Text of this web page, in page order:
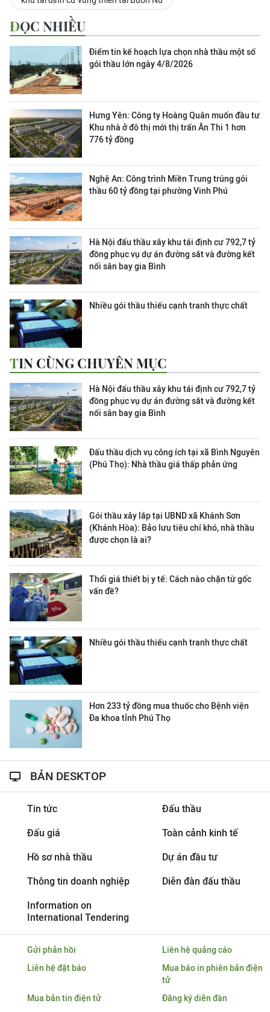
ĐỌC NHIỀU
Điểm tin kế hoạch lựa chọn nhà thầu một số
gói thầu lớn ngày 4/8/2026
Hưng Yên: Công ty Hoàng Quân muốn đầu tư
Khu nhà ở đô thị mới thị trấn Ân Thi 1 hơn
776 tỷ đồng
Nghệ An: Công trình Miền Trung trúng gói
thầu 60 tỷ đồng tại phường Vinh Phú
Hà Nội đấu thầu xây khu tái định cư 792,7 tỷ
đồng phục vụ dự án đường sắt và đường kết
nối sân bay gia Bình
Nhiều gói thầu thiếu cạnh tranh thực chất
TIN CÙNG CHUYÊN MỤC
Hà Nội đấu thầu xây khu tái định cư 792,7 tỷ
đồng phục vụ dự án đường sắt và đường kết
nối sân bay gia Bình
Đấu thầu dịch vụ công ích tại xã Bình Nguyên
(Phú Thọ): Nhà thầu giá thấp phản ứng
Gói thầu xây lắp tại UBND xã Khánh Sơn
(Khánh Hòa): Bảo lưu tiêu chí khó, nhà thầu
được chọn là ai?
Thổi giá thiết bị y tế: Cách nào chặn từ gốc
vấn đề?
Nhiều gói thầu thiếu cạnh tranh thực chất
Hơn 233 tỷ đồng mua thuốc cho Bệnh viện
Đa khoa tỉnh Phú Thọ
BẢN DESKTOP
Tin tức Đấu thầu
Đấu giá Toàn cảnh kinh tế
Hồ sơ nhà thầu Dự án đầu tư
Thông tin doanh nghiệp Diễn đàn đấu thầu
Information on
International Tendering
Gửi phản hồi
Liên hệ quảng cáo
Liên hệ đặt báo
Mua báo in phiên bản điện
tử
Mua bản tin điện tử
Đăng ký diễn đàn